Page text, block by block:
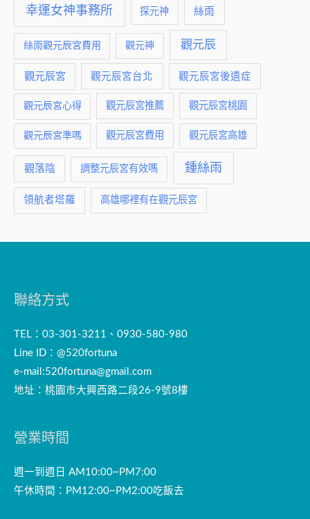
幸運女神事務所 探元神 絲雨
絲雨觀元辰宮費用 觀元神 觀元辰
觀元辰宮 觀元辰宮台北 觀元辰宮後遺症
觀元辰宮心得 觀元辰宮推薦 觀元辰宮桃園
觀元辰宮準嗎 觀元辰宮費用 觀元辰宮高雄
觀落陰 調整元辰宮有效嗎 鍾絲雨
領航者塔羅 高雄哪裡有在觀元辰宮
聯絡方式
TEL：03-301-3211、0930-580-980
Line ID：@520fortuna
e-mail:520fortuna@gmail.com
地址：桃園市大興西路二段26-9號8樓
營業時間
週一到週日 AM10:00~PM7:00
午休時間：PM12:00~PM2:00吃飯去